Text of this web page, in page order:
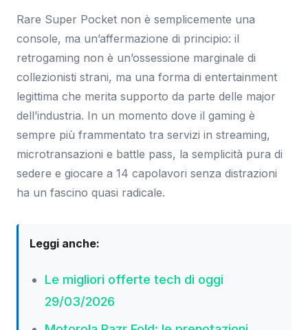
Rare Super Pocket non è semplicemente una
console, ma un’affermazione di principio: il
retrogaming non è un’ossessione marginale di
collezionisti strani, ma una forma di entertainment
legittima che merita supporto da parte delle major
dell’industria. In un momento dove il gaming è
sempre più frammentato tra servizi in streaming,
microtransazioni e battle pass, la semplicità pura di
sedere e giocare a 14 capolavori senza distrazioni
ha un fascino quasi radicale.
Leggi anche:
Le migliori offerte tech di oggi
29/03/2026